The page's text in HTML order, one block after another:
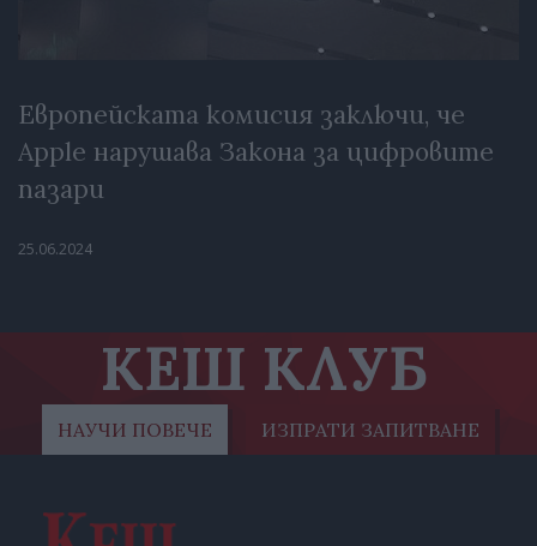
Европейската комисия заключи, че
Apple нарушава Закона за цифровите
пазари
25.06.2024
КЕШ КЛУБ
НАУЧИ ПОВЕЧЕ ИЗПРАТИ ЗАПИТВАНЕ